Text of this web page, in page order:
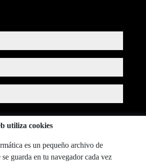
utiliza cookies
es un pequeño archivo de
guarda en tu navegador cada vez